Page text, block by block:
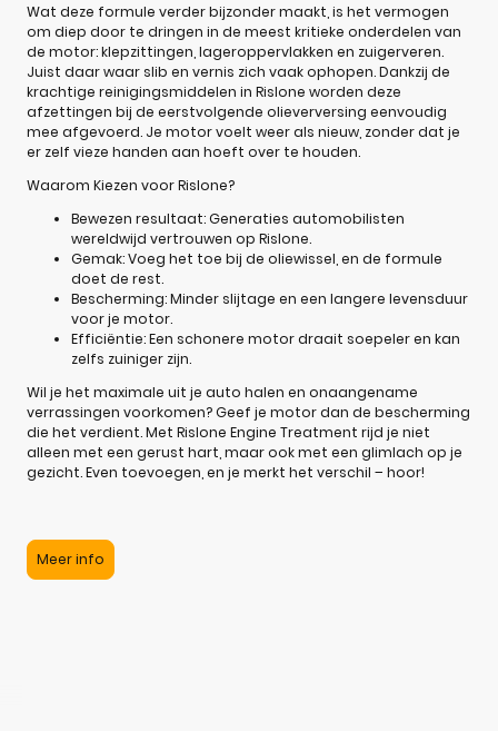
Wat deze formule verder bijzonder maakt, is het vermogen
om diep door te dringen in de meest kritieke onderdelen van
de motor: klepzittingen, lageroppervlakken en zuigerveren.
Juist daar waar slib en vernis zich vaak ophopen. Dankzij de
krachtige reinigingsmiddelen in Rislone worden deze
afzettingen bij de eerstvolgende olieverversing eenvoudig
mee afgevoerd. Je motor voelt weer als nieuw, zonder dat je
er zelf vieze handen aan hoeft over te houden.
Waarom Kiezen voor Rislone?
Bewezen resultaat: Generaties automobilisten
wereldwijd vertrouwen op Rislone.
Gemak: Voeg het toe bij de oliewissel, en de formule
doet de rest.
Bescherming: Minder slijtage en een langere levensduur
voor je motor.
Efficiëntie: Een schonere motor draait soepeler en kan
zelfs zuiniger zijn.
Wil je het maximale uit je auto halen en onaangename
verrassingen voorkomen? Geef je motor dan de bescherming
die het verdient. Met Rislone Engine Treatment rijd je niet
alleen met een gerust hart, maar ook met een glimlach op je
gezicht. Even toevoegen, en je merkt het verschil – hoor!
Meer info